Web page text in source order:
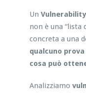
Un
non è una “lista
concreta a una
qualcuno
cosa può
Analizziamo